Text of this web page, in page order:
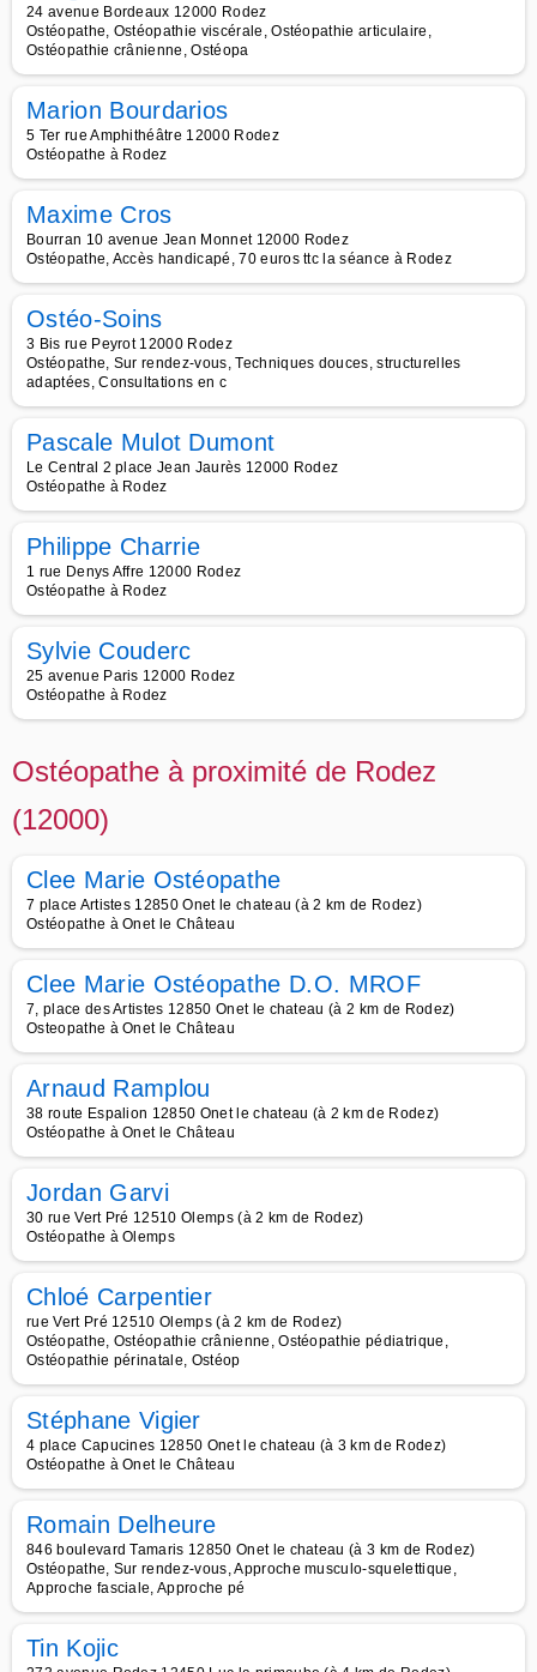
24 avenue Bordeaux 12000 Rodez
Ostéopathe, Ostéopathie viscérale, Ostéopathie articulaire,
Ostéopathie crânienne, Ostéopa
Marion Bourdarios
5 Ter rue Amphithéâtre 12000 Rodez
Ostéopathe à Rodez
Maxime Cros
Bourran 10 avenue Jean Monnet 12000 Rodez
Ostéopathe, Accès handicapé, 70 euros ttc la séance à Rodez
Ostéo-Soins
3 Bis rue Peyrot 12000 Rodez
Ostéopathe, Sur rendez-vous, Techniques douces, structurelles
adaptées, Consultations en c
Pascale Mulot Dumont
Le Central 2 place Jean Jaurès 12000 Rodez
Ostéopathe à Rodez
Philippe Charrie
1 rue Denys Affre 12000 Rodez
Ostéopathe à Rodez
Sylvie Couderc
25 avenue Paris 12000 Rodez
Ostéopathe à Rodez
Ostéopathe à proximité de Rodez
(12000)
Clee Marie Ostéopathe
7 place Artistes 12850 Onet le chateau (à 2 km de Rodez)
Ostéopathe à Onet le Château
Clee Marie Ostéopathe D.O. MROF
7, place des Artistes 12850 Onet le chateau (à 2 km de Rodez)
Osteopathe à Onet le Château
Arnaud Ramplou
38 route Espalion 12850 Onet le chateau (à 2 km de Rodez)
Ostéopathe à Onet le Château
Jordan Garvi
30 rue Vert Pré 12510 Olemps (à 2 km de Rodez)
Ostéopathe à Olemps
Chloé Carpentier
rue Vert Pré 12510 Olemps (à 2 km de Rodez)
Ostéopathe, Ostéopathie crânienne, Ostéopathie pédiatrique,
Ostéopathie périnatale, Ostéop
Stéphane Vigier
4 place Capucines 12850 Onet le chateau (à 3 km de Rodez)
Ostéopathe à Onet le Château
Romain Delheure
846 boulevard Tamaris 12850 Onet le chateau (à 3 km de Rodez)
Ostéopathe, Sur rendez-vous, Approche musculo-squelettique,
Approche fasciale, Approche pé
Tin Kojic